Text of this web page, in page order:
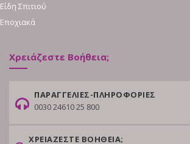
Είδη Σπιτιού
Εποχιακά
Χρειάζεστε Βοήθεια;
ΠΑΡΑΓΓΕΛΙΕΣ-ΠΛΗΡΟΦΟΡΙΕΣ
0030 24610 25 800
ΧΡΕΙΑΖΕΣΤΕ ΒΟΗΘΕΙΑ;